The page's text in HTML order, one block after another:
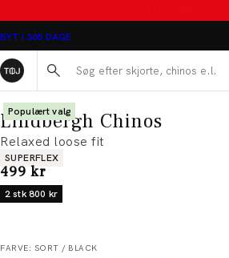
BYT I 365 DAGE
Søg her...
Populært valg
Lindbergh Chinos
Relaxed loose fit
Produkt egenskaber
SUPERFLEX
I alt (inkl. rabat)
499 kr
2 stk 800 kr
FARVE: SORT / BLACK